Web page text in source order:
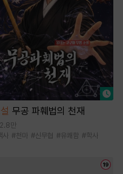
무공 파훼법의 천재
2.8만
#천마 #신무협 #유쾌함 #학사